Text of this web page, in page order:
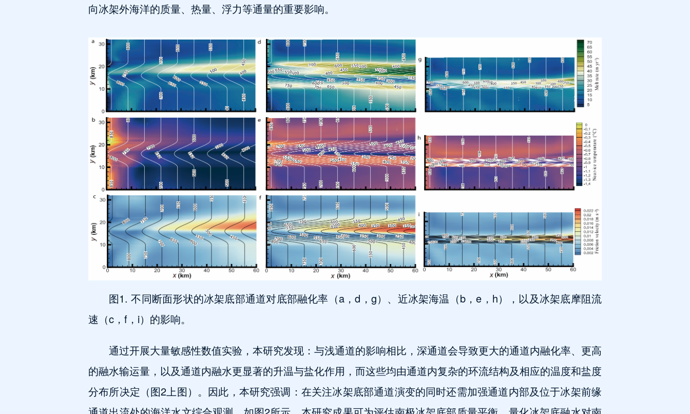
向冰架外海洋的质量、热量、浮力等通量的重要影响。
图1. 不同断面形状的冰架底部通道对底部融化率（a，d，g）、近冰架海温（b，e，h），以及冰架底摩阻流
速（c，f，i）的影响。
通过开展大量敏感性数值实验，本研究发现：与浅通道的影响相比，深通道会导致更大的通道内融化率、更高
的融水输运量，以及通道内融水更显著的升温与盐化作用，而这些均由通道内复杂的环流结构及相应的温度和盐度
分布所决定（图2上图）。因此，本研究强调：在关注冰架底部通道演变的同时还需加强通道内部及位于冰架前缘